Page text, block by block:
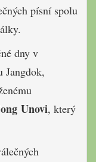
písní spolu
dny v
Jangdok,
Unovi, který